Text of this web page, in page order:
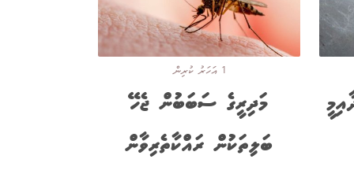
1 އަހަރު ކުރިން
މަދިރީގެ ސަބަބުން ޖެހޭ
ބަލިތަކުން ރައްކާތެރިވާން